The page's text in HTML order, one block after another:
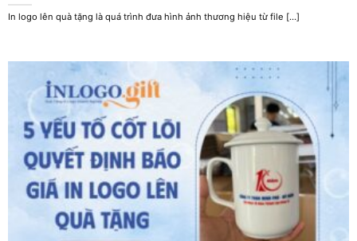
In logo lên quà tặng là quá trình đưa hình ảnh thương hiệu từ file [...]